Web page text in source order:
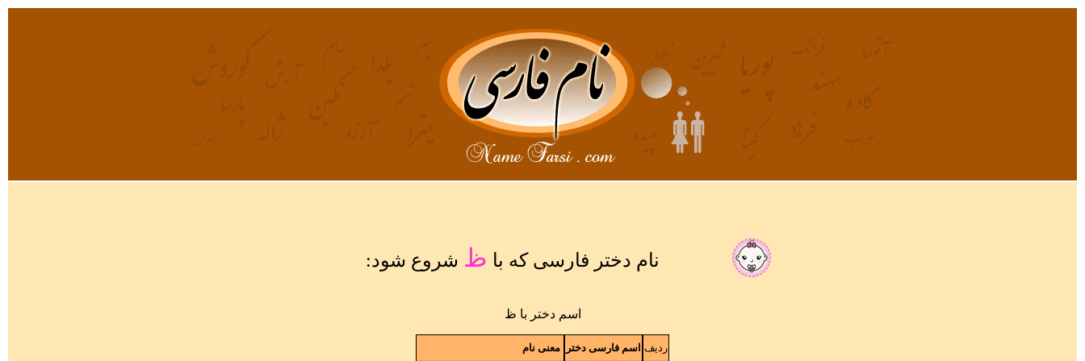
نام دختر فارسی که با ظ شروع شود:
اسم دختر با ظ
ردیف اسم فارسی دختر معنی نام